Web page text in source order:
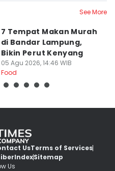
See More
7 Tempat Makan Murah
di Bandar Lampung,
Bikin Perut Kenyang
05 Agu 2026, 14:46 WIB
Food
UsTerms of Services
IndexSitemap
Us